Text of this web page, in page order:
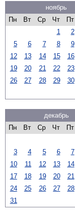
ноябрь
Пн
Вт Ср Чт Пт
1
2
5
6 7 8 9
12
13 14 15 16
19
20 21 22 23
26
27 28 29 30
декабрь
Пн
Вт Ср Чт Пт
3
4 5 6 7
10
11 12 13 14
17
18 19 20 21
24
25 26 27 28
31